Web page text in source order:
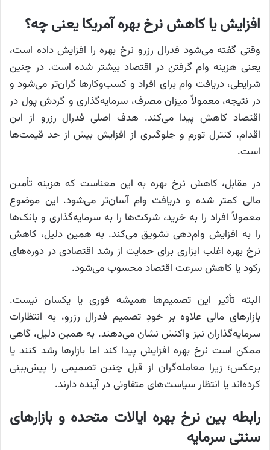
افزایش یا کاهش نرخ بهره آمریکا یعنی چه؟
وقتی گفته می‌شود فدرال رزرو نرخ بهره را افزایش داده است،
یعنی هزینه وام‌ گرفتن در اقتصاد بیشتر شده است. در چنین
شرایطی، دریافت وام برای افراد و کسب‌وکارها گران‌تر می‌شود و
در نتیجه، معمولاً میزان مصرف، سرمایه‌گذاری و گردش پول در
اقتصاد کاهش پیدا می‌کند. هدف اصلی فدرال رزرو از این
اقدام، کنترل تورم و جلوگیری از افزایش بیش از حد قیمت‌ها
است.
در مقابل، کاهش نرخ بهره به این معناست که هزینه تأمین
مالی کمتر شده و دریافت وام آسان‌تر می‌شود. این موضوع
معمولاً افراد را به خرید، شرکت‌ها را به سرمایه‌گذاری و بانک‌ها
را به افزایش وام‌دهی تشویق می‌کند. به همین دلیل، کاهش
نرخ بهره اغلب ابزاری برای حمایت از رشد اقتصادی در دوره‌های
رکود یا کاهش سرعت اقتصاد محسوب می‌شود.
البته تأثیر این تصمیم‌ها همیشه فوری یا یکسان نیست.
بازارهای مالی علاوه بر خودِ تصمیم فدرال رزرو، به انتظارات
سرمایه‌گذاران نیز واکنش نشان می‌دهند. به همین دلیل، گاهی
ممکن است نرخ بهره افزایش پیدا کند اما بازارها رشد کنند یا
برعکس؛ زیرا معامله‌گران از قبل چنین تصمیمی را پیش‌بینی
کرده‌اند یا انتظار سیاست‌های متفاوتی در آینده دارند.
رابطه بین نرخ بهره ایالات متحده و بازارهای
سنتی سرمایه